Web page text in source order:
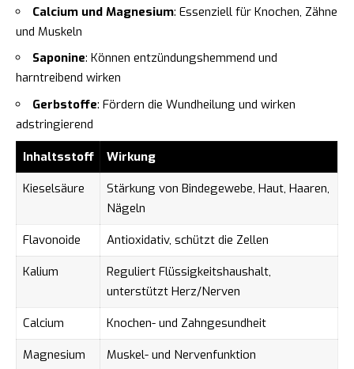
Calcium und Magnesium: Essenziell für Knochen, Zähne
und Muskeln
Saponine: Können entzündungshemmend und
harntreibend wirken
Gerbstoffe: Fördern die Wundheilung und wirken
adstringierend
Inhaltsstoff
Wirkung
Kieselsäure
Stärkung von Bindegewebe, Haut, Haaren,
Nägeln
Flavonoide
Antioxidativ, schützt die Zellen
Kalium
Reguliert Flüssigkeitshaushalt,
unterstützt Herz/Nerven
Calcium
Knochen- und Zahngesundheit
Magnesium
Muskel- und Nervenfunktion